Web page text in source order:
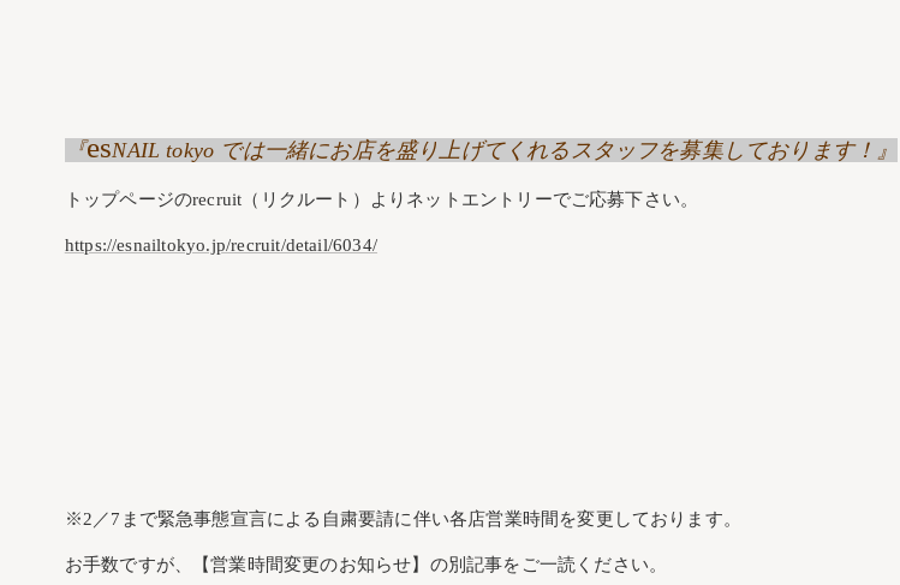
『esNAIL tokyo では一緒にお店を盛り上げてくれるスタッフを募集しております！』
トップページのrecruit（リクルート）よりネットエントリーでご応募下さい。
https://esnailtokyo.jp/recruit/detail/6034/
※2／7まで緊急事態宣言による自粛要請に伴い各店営業時間を変更しております。
お手数ですが、【営業時間変更のお知らせ】の別記事をご一読ください。